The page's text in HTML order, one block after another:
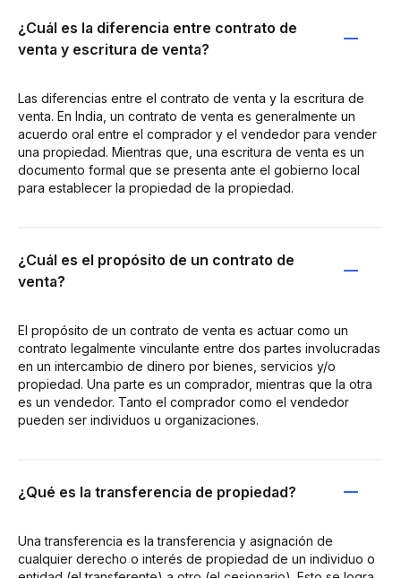
¿Cuál es la diferencia entre contrato de
venta y escritura de venta?
Las diferencias entre el contrato de venta y la escritura de
venta. En India, un contrato de venta es generalmente un
acuerdo oral entre el comprador y el vendedor para vender
una propiedad. Mientras que, una escritura de venta es un
documento formal que se presenta ante el gobierno local
para establecer la propiedad de la propiedad.
¿Cuál es el propósito de un contrato de
venta?
El propósito de un contrato de venta es actuar como un
contrato legalmente vinculante entre dos partes involucradas
en un intercambio de dinero por bienes, servicios y/o
propiedad. Una parte es un comprador, mientras que la otra
es un vendedor. Tanto el comprador como el vendedor
pueden ser individuos u organizaciones.
¿Qué es la transferencia de propiedad?
Una transferencia es la transferencia y asignación de
cualquier derecho o interés de propiedad de un individuo o